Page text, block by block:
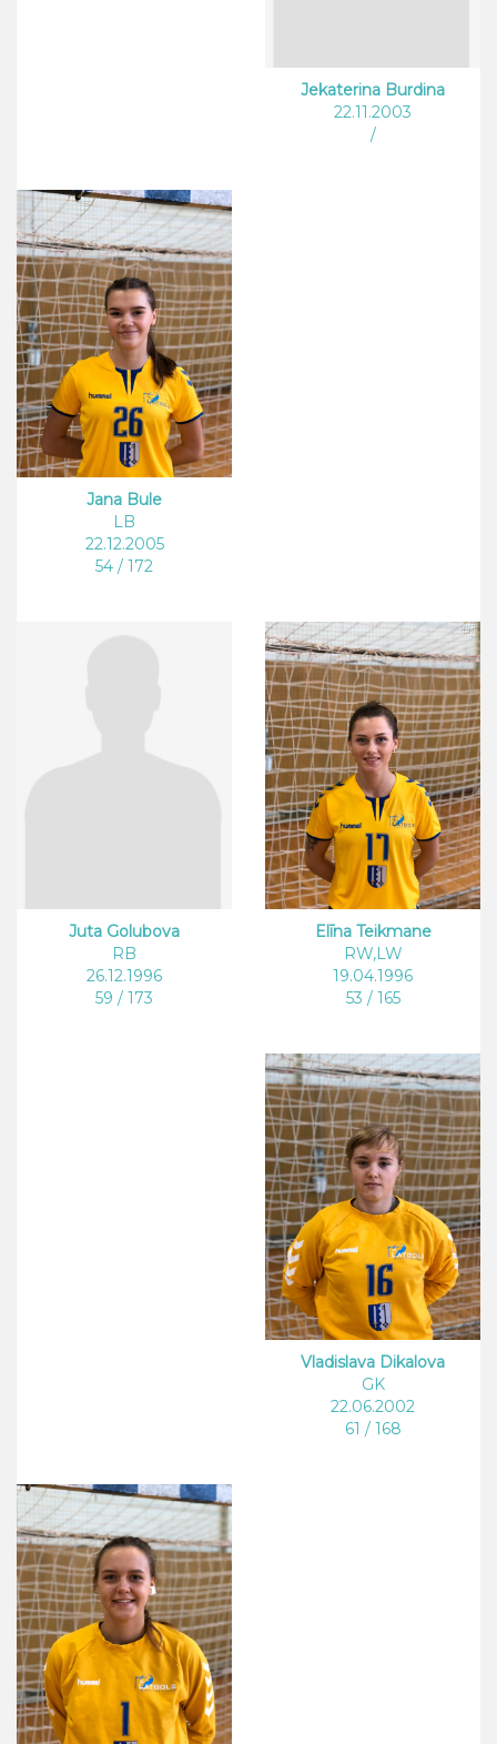
Jekaterina Burdina
22.11.2003
/
Jana Bule
LB
22.12.2005
54 / 172
Juta Golubova
RB
26.12.1996
59 / 173
Elīna Teikmane
RW,LW
19.04.1996
53 / 165
Vladislava Dikalova
GK
22.06.2002
61 / 168